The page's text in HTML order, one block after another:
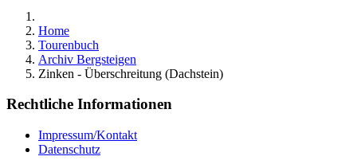
Home
Tourenbuch
Archiv Bergsteigen
Zinken - Überschreitung (Dachstein)
Rechtliche Informationen
Impressum/Kontakt
Datenschutz